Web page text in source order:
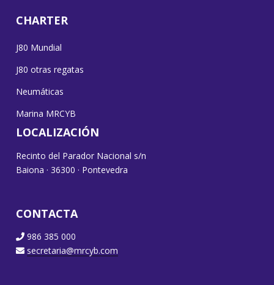
CHARTER
J80 Mundial
J80 otras regatas
Neumáticas
Marina MRCYB
LOCALIZACIÓN
Recinto del Parador Nacional s/n
Baiona · 36300 · Pontevedra
CONTACTA
986 385 000
secretaria@mrcyb.com